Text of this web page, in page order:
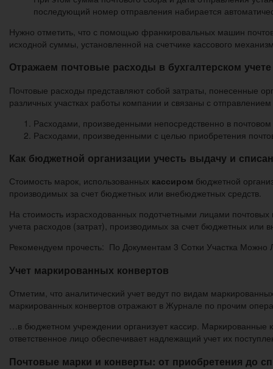
последующий номер отправления набирается
Нужно отметить, что с помощью франкировальных машин
исходной суммы, установленной на счетчике кассового
Отражаем почтовые расходы в бухгалтерском
Почтовые расходы представляют собой затраты, понесенные
различных участках работы компании и связаны с
Расходами, произведенными непосредственно в
Расходами, произведенными с целью приобретения
Как бюджетной организации учесть выдачу и
Стоимость марок, использованных кассиром бюджетной
производимых за счет бюджетных или внебюджетных средств.
На стоимость израсходованных подотчетными лицами
учета расходов (затрат), производимых за счет бюджетных
Рекомендуем прочесть: По Документам 3 Сотки Участка Можно
Учет маркированных конвертов
Отметим, что аналитический учет ведут по видам
маркированных конвертов отражают в Журнале по прочим
…в бюджетном учреждении организует кассир.
ответственное лицо обеспечивает надлежащий учет их
Почтовые марки и конверты: от приобретения до